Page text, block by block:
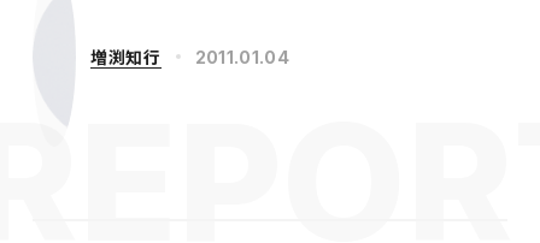
増渕知行 2011.01.04